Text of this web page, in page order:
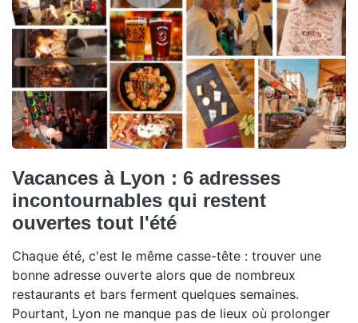
Vacances à Lyon : 6 adresses
incontournables qui restent
ouvertes tout l'été
Chaque été, c'est le même casse-tête : trouver une
bonne adresse ouverte alors que de nombreux
restaurants et bars ferment quelques semaines.
Pourtant, Lyon ne manque pas de lieux où prolonger